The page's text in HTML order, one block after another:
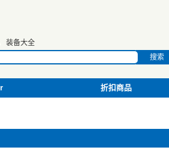
装备大全
搜索
折扣商品